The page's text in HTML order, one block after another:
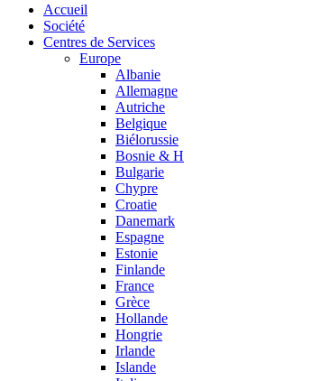
Accueil
Société
Centres de Services
Europe
Albanie
Allemagne
Autriche
Belgique
Biélorussie
Bosnie & H
Bulgarie
Chypre
Croatie
Danemark
Espagne
Estonie
Finlande
France
Grèce
Hollande
Hongrie
Irlande
Islande